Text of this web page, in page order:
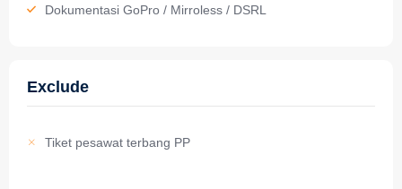
Dokumentasi GoPro / Mirroless / DSRL
Exclude
Tiket pesawat terbang PP